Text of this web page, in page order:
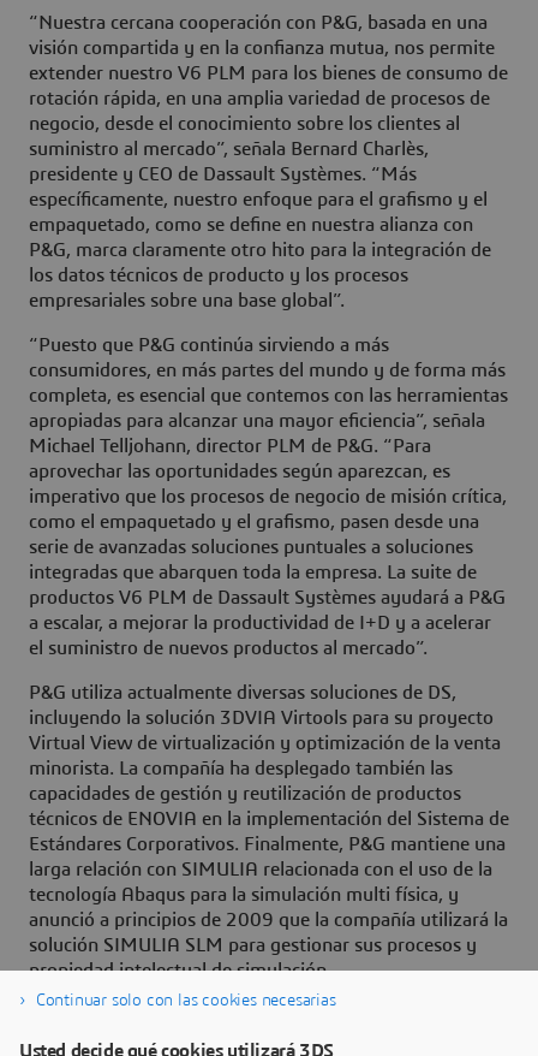
“Nuestra cercana cooperación con P&G, basada en una
visión compartida y en la confianza mutua, nos permite
extender nuestro V6 PLM para los bienes de consumo de
rotación rápida, en una amplia variedad de procesos de
negocio, desde el conocimiento sobre los clientes al
suministro al mercado”, señala Bernard Charlès,
presidente y CEO de Dassault Systèmes. “Más
específicamente, nuestro enfoque para el grafismo y el
empaquetado, como se define en nuestra alianza con
P&G, marca claramente otro hito para la integración de
los datos técnicos de producto y los procesos
empresariales sobre una base global”.
“Puesto que P&G continúa sirviendo a más
consumidores, en más partes del mundo y de forma más
completa, es esencial que contemos con las herramientas
apropiadas para alcanzar una mayor eficiencia”, señala
Michael Telljohann, director PLM de P&G. “Para
aprovechar las oportunidades según aparezcan, es
imperativo que los procesos de negocio de misión crítica,
como el empaquetado y el grafismo, pasen desde una
serie de avanzadas soluciones puntuales a soluciones
integradas que abarquen toda la empresa. La suite de
productos V6 PLM de Dassault Systèmes ayudará a P&G
a escalar, a mejorar la productividad de I+D y a acelerar
el suministro de nuevos productos al mercado”.
P&G utiliza actualmente diversas soluciones de DS,
incluyendo la solución 3DVIA Virtools para su proyecto
Virtual View de virtualización y optimización de la venta
minorista. La compañía ha desplegado también las
capacidades de gestión y reutilización de productos
técnicos de ENOVIA en la implementación del Sistema de
Estándares Corporativos. Finalmente, P&G mantiene una
larga relación con SIMULIA relacionada con el uso de la
tecnología Abaqus para la simulación multi física, y
anunció a principios de 2009 que la compañía utilizará la
solución SIMULIA SLM para gestionar sus procesos y
propiedad intelectual de simulación.
Continuar solo con las cookies necesarias
Usted decide qué cookies utilizará 3DS